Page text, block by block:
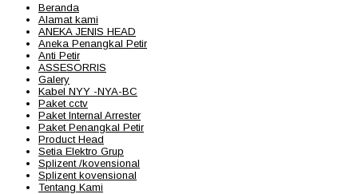
Beranda
Alamat kami
ANEKA JENIS HEAD
Aneka Penangkal Petir
Anti Petir
ASSESORRIS
Galery
Kabel NYY -NYA-BC
Paket cctv
Paket Internal Arrester
Paket Penangkal Petir
Product Head
Setia Elektro Grup
Splizent /kovensional
Splizent kovensional
Tentang Kami